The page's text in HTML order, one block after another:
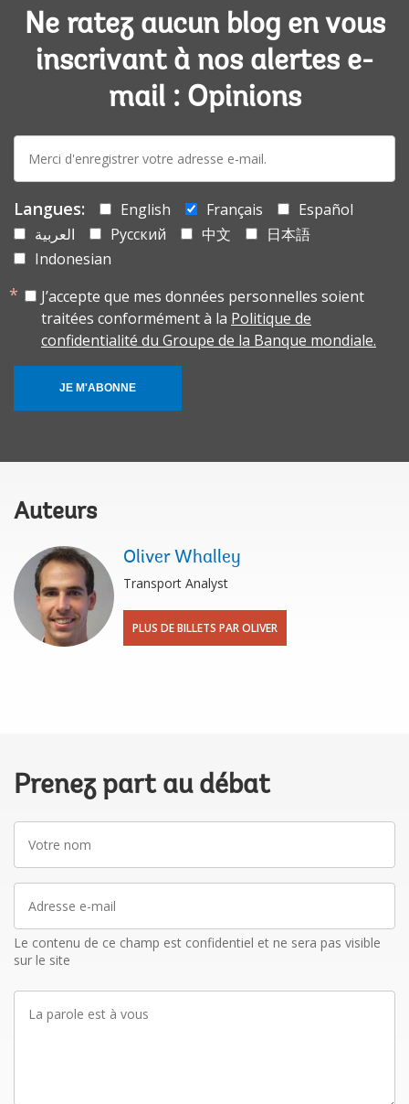
Ne ratez aucun blog en vous
inscrivant à nos alertes e-
mail : Opinions
E-
mail:
Langues: English Français
Español
العربية
Русский 中文
日本語
Indonesian
J’accepte que mes données personnelles soient
traitées conformément à la Politique de
confidentialité du Groupe de la Banque mondiale.
JE M'ABONNE
Auteurs
Oliver Whalley
Transport Analyst
PLUS DE BILLETS PAR OLIVER
Prenez part au débat
Votre
nom
Adresse
mail
Le contenu de ce champ est confidentiel et ne sera pas visible
sur le site
La
parole